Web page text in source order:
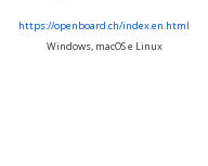
https://openboard.ch/index.en.html
Windows, macOS e Linux